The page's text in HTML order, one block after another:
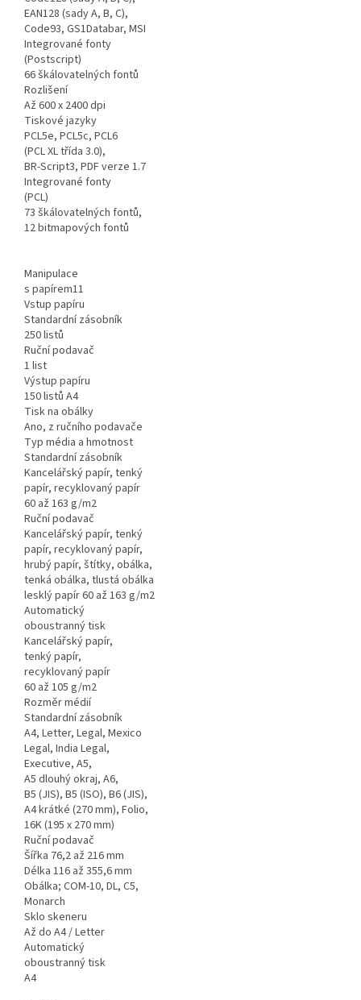
EAN128 (sady A, B, C),
Code93, GS1Databar, MSI
Integrované fonty
(Postscript)
66 škálovatelných fontů
Rozlišení
Až 600 x 2400 dpi
Tiskové jazyky
PCL5e, PCL5c, PCL6
(PCL XL třída 3.0),
BR-Script3, PDF verze 1.7
Integrované fonty
(PCL)
73 škálovatelných fontů,
12 bitmapových fontů
Manipulace
s papírem11
Vstup papíru
Standardní zásobník
250 listů
Ruční podavač
1 list
Výstup papíru
150 listů A4
Tisk na obálky
Ano, z ručního podavače
Typ média a hmotnost
Standardní zásobník
Kancelářský papír, tenký
papír, recyklovaný papír
60 až 163 g/m2
Ruční podavač
Kancelářský papír, tenký
papír, recyklovaný papír,
hrubý papír, štítky, obálka,
tenká obálka, tlustá obálka
lesklý papír 60 až 163 g/m2
Automatický
oboustranný tisk
Kancelářský papír,
tenký papír,
recyklovaný papír
60 až 105 g/m2
Rozměr médií
Standardní zásobník
A4, Letter, Legal, Mexico
Legal, India Legal,
Executive, A5,
A5 dlouhý okraj, A6,
B5 (JIS), B5 (ISO), B6 (JIS),
A4 krátké (270 mm), Folio,
16K (195 x 270 mm)
Ruční podavač
Šířka 76,2 až 216 mm
Délka 116 až 355,6 mm
Obálka; COM-10, DL, C5,
Monarch
Sklo skeneru
Až do A4 / Letter
Automatický
oboustranný tisk
A4